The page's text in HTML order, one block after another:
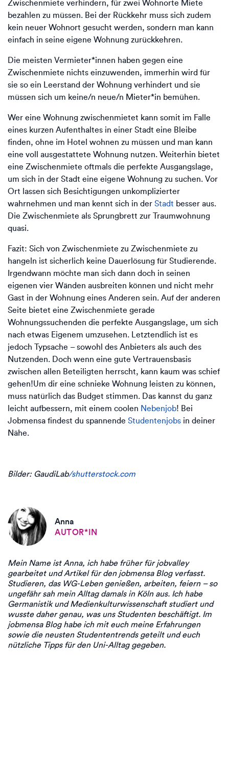
Zwischenmiete verhindern, für zwei Wohnorte Miete
bezahlen zu müssen. Bei der Rückkehr muss sich zudem
kein neuer Wohnort gesucht werden, sondern man kann
einfach in seine eigene Wohnung zurückkehren.
Die meisten Vermieter*innen haben gegen eine
Zwischenmiete nichts einzuwenden, immerhin wird für
sie so ein Leerstand der Wohnung verhindert und sie
müssen sich um keine/n neue/n Mieter*in bemühen.
Wer eine Wohnung zwischenmietet kann somit im Falle
eines kurzen Aufenthaltes in einer Stadt eine Bleibe
finden, ohne im Hotel wohnen zu müssen und man kann
eine voll ausgestattete Wohnung nutzen. Weiterhin bietet
eine Zwischenmiete oftmals die perfekte Ausgangslage,
um sich in der Stadt eine eigene Wohnung zu suchen. Vor
Ort lassen sich Besichtigungen unkomplizierter
wahrnehmen und man kennt sich in der Stadt besser aus.
Die Zwischenmiete als Sprungbrett zur Traumwohnung
quasi.
Fazit: Sich von Zwischenmiete zu Zwischenmiete zu
hangeln ist sicherlich keine Dauerlösung für Studierende.
Irgendwann möchte man sich dann doch in seinen
eigenen vier Wänden ausbreiten können und nicht mehr
Gast in der Wohnung eines Anderen sein. Auf der anderen
Seite bietet eine Zwischenmiete gerade
Wohnungssuchenden die perfekte Ausgangslage, um sich
nach etwas Eigenem umzusehen. Letztendlich ist es
jedoch Typsache – sowohl des Anbieters als auch des
Nutzenden. Doch wenn eine gute Vertrauensbasis
zwischen allen Beteiligten herrscht, kann kaum was schief
gehen!Um dir eine schnieke Wohnung leisten zu können,
muss natürlich das Budget stimmen. Das kannst du ganz
leicht aufbessern, mit einem coolen Nebenjob! Bei
Jobmensa findest du spannende Studentenjobs in deiner
Nähe.
Bilder: GaudiLab/shutterstock.com
Anna
AUTOR*IN
Mein Name ist Anna, ich habe früher für jobvalley
gearbeitet und Artikel für den jobmensa Blog verfasst.
Studieren, das WG-Leben genießen, arbeiten, feiern – so
ungefähr sah mein Alltag damals in Köln aus. Ich habe
Germanistik und Medienkulturwissenschaft studiert und
wusste daher genau, was uns Studenten beschäftigt. Im
jobmensa Blog habe ich mit euch meine Erfahrungen
sowie die neusten Studententrends geteilt und euch
nützliche Tipps für den Uni-Alltag gegeben.